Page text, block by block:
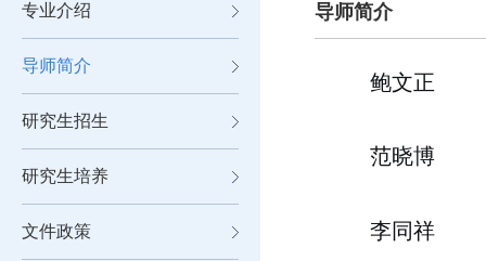
专业介绍
导师简介
研究生招生
研究生培养
文件政策
导师简介
鲍文正
范晓博
李同祥